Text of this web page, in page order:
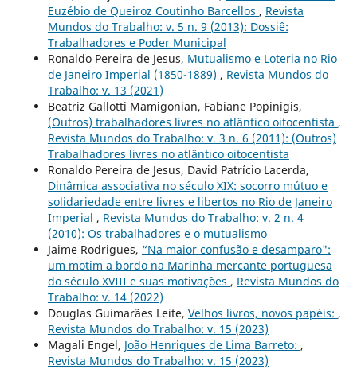
Euzébio de Queiroz Coutinho Barcellos , Revista
Mundos do Trabalho: v. 5 n. 9 (2013): Dossiê:
Trabalhadores e Poder Municipal
Ronaldo Pereira de Jesus, Mutualismo e Loteria no Rio
de Janeiro Imperial (1850-1889) , Revista Mundos do
Trabalho: v. 13 (2021)
Beatriz Gallotti Mamigonian, Fabiane Popinigis,
(Outros) trabalhadores livres no atlântico oitocentista ,
Revista Mundos do Trabalho: v. 3 n. 6 (2011): (Outros)
Trabalhadores livres no atlântico oitocentista
Ronaldo Pereira de Jesus, David Patrício Lacerda,
Dinâmica associativa no século XIX: socorro mútuo e
solidariedade entre livres e libertos no Rio de Janeiro
Imperial , Revista Mundos do Trabalho: v. 2 n. 4
(2010): Os trabalhadores e o mutualismo
Jaime Rodrigues, “Na maior confusão e desamparo":
um motim a bordo na Marinha mercante portuguesa
do século XVIII e suas motivações , Revista Mundos do
Trabalho: v. 14 (2022)
Douglas Guimarães Leite, Velhos livros, novos papéis: ,
Revista Mundos do Trabalho: v. 15 (2023)
Magali Engel, João Henriques de Lima Barreto: ,
Revista Mundos do Trabalho: v. 15 (2023)